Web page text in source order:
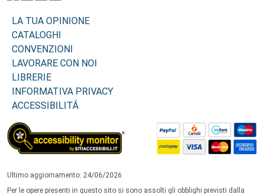
LA TUA OPINIONE
CATALOGHI
CONVENZIONI
LAVORARE CON NOI
LIBRERIE
INFORMATIVA PRIVACY
ACCESSIBILITÁ
Ultimo aggiornamento: 24/06/2026
Per le opere presenti in questo sito si sono assolti gli obblighi previsti dalla